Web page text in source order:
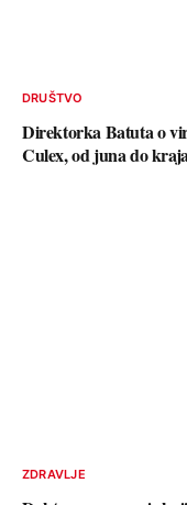
DRUŠTVO
Direktorka Batuta o
Culex, od juna do
ZDRAVLJE